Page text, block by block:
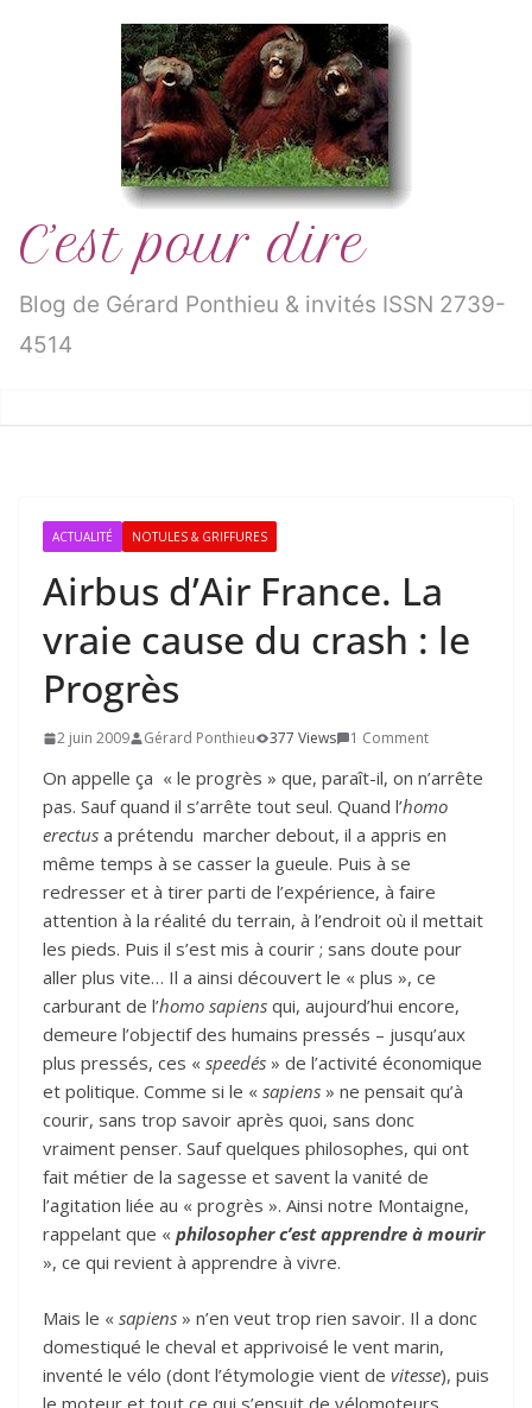
C’est pour dire
Blog de Gérard Ponthieu & invités ISSN 2739-
4514
ACTUALITÉ NOTULES & GRIFFURES
Airbus d’Air France. La
vraie cause du crash : le
Progrès
2 juin 2009 Gérard Ponthieu 377 Views 1 Comment
On appelle ça « le progrès » que, paraît-il, on n’arrête
pas. Sauf quand il s’arrête tout seul. Quand l’homo
erectus a prétendu marcher debout, il a appris en
même temps à se casser la gueule. Puis à se
redresser et à tirer parti de l’expérience, à faire
attention à la réalité du terrain, à l’endroit où il mettait
les pieds. Puis il s’est mis à courir ; sans doute pour
aller plus vite… Il a ainsi découvert le « plus », ce
carburant de l’homo sapiens qui, aujourd’hui encore,
demeure l’objectif des humains pressés – jusqu’aux
plus pressés, ces « speedés » de l’activité économique
et politique. Comme si le « sapiens » ne pensait qu’à
courir, sans trop savoir après quoi, sans donc
vraiment penser. Sauf quelques philosophes, qui ont
fait métier de la sagesse et savent la vanité de
l’agitation liée au « progrès ». Ainsi notre Montaigne,
rappelant que « philosopher c’est apprendre à mourir
», ce qui revient à apprendre à vivre.
Mais le « sapiens » n’en veut trop rien savoir. Il a donc
domestiqué le cheval et apprivoisé le vent marin,
inventé le vélo (dont l’étymologie vient de vitesse), puis
le moteur et tout ce qui s’ensuit de vélomoteurs,